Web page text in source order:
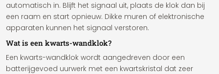
automatisch in. Blijft het signaal uit, plaats de klok dan bij
een raam en start opnieuw. Dikke muren of elektronische
apparaten kunnen het signaal verstoren.
Wat is een kwarts-wandklok?
Een kwarts-wandklok wordt aangedreven door een
batterijgevoed uurwerk met een kwartskristal dat zeer